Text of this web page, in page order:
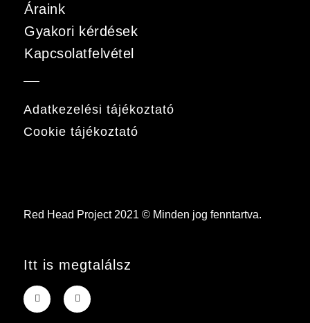
Áraink
Gyakori kérdések
Kapcsolatfelvétel
Adatkezelési tájékoztató
Cookie tájékoztató
Red Head Project 2021 © Minden jog fenntartva.
Itt is megtalálsz